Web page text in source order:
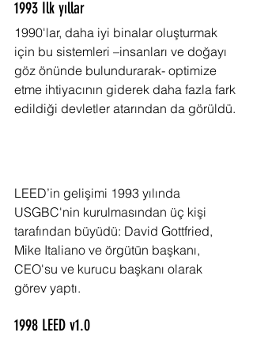
1993 İlk yıllar
1990'lar, daha iyi binalar oluşturmak
için bu sistemleri –insanları ve doğayı
göz önünde bulundurarak- optimize
etme ihtiyacının giderek daha fazla fark
edildiği devletler atarından da görüldü.
LEED’in gelişimi 1993 yılında
USGBC'nin kurulmasından üç kişi
tarafından büyüdü: David Gottfried,
Mike Italiano ve örgütün başkanı,
CEO'su ve kurucu başkanı olarak
görev yaptı.
1998 LEED v1.0